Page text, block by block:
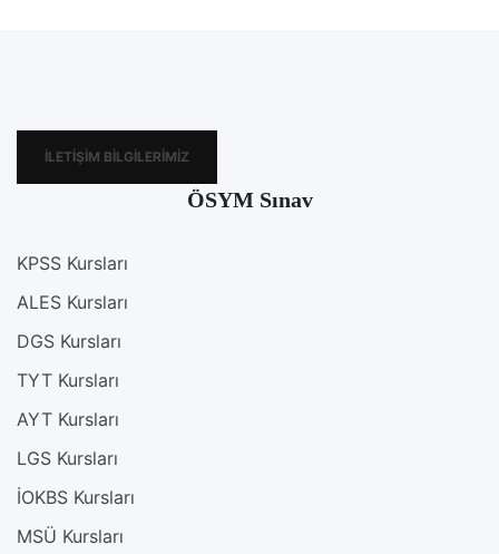
İLETIŞIM BILGILERIMIZ
ÖSYM Sınav
KPSS Kursları
ALES Kursları
DGS Kursları
TYT Kursları
AYT Kursları
LGS Kursları
İOKBS Kursları
MSÜ Kursları